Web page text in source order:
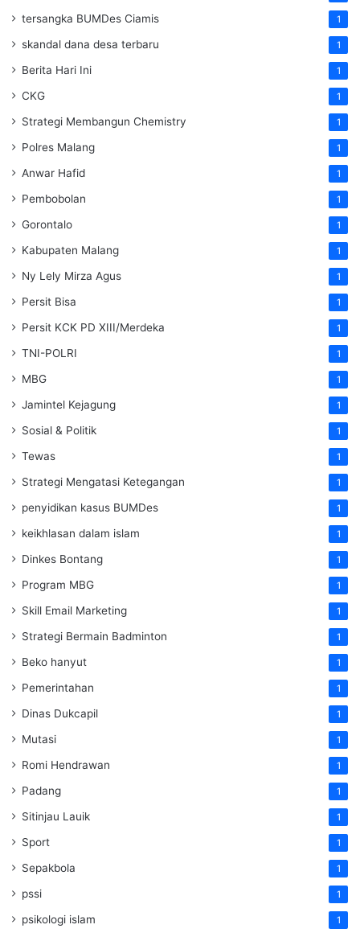
tersangka BUMDes Ciamis 1
skandal dana desa terbaru 1
Berita Hari Ini 1
CKG 1
Strategi Membangun Chemistry 1
Polres Malang 1
Anwar Hafid 1
Pembobolan 1
Gorontalo 1
Kabupaten Malang 1
Ny Lely Mirza Agus 1
Persit Bisa 1
Persit KCK PD XIII/Merdeka 1
TNI-POLRI 1
MBG 1
Jamintel Kejagung 1
Sosial & Politik 1
Tewas 1
Strategi Mengatasi Ketegangan 1
penyidikan kasus BUMDes 1
keikhlasan dalam islam 1
Dinkes Bontang 1
Program MBG 1
Skill Email Marketing 1
Strategi Bermain Badminton 1
Beko hanyut 1
Pemerintahan 1
Dinas Dukcapil 1
Mutasi 1
Romi Hendrawan 1
Padang 1
Sitinjau Lauik 1
Sport 1
Sepakbola 1
pssi 1
psikologi islam 1